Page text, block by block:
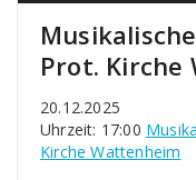
Prot. Kirche
20.12.2025
Uhrzeit: 17:00
Kirche Wattenheim